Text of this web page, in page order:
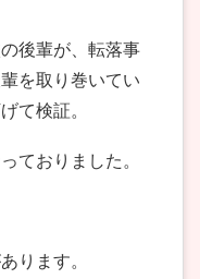
後輩が、転落事
を取り巻いてい
て検証。
ておりました。
ります。